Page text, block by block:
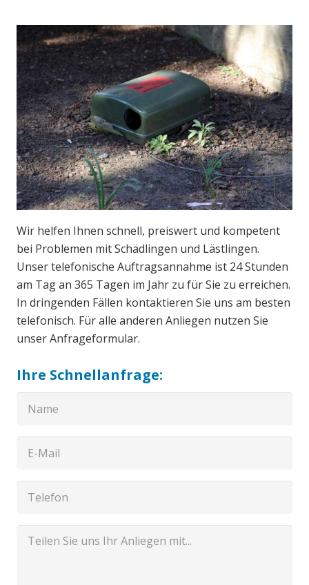
Wir helfen Ihnen schnell, preiswert und kompetent
bei Problemen mit Schädlingen und Lästlingen.
Unser telefonische Auftragsannahme ist 24 Stunden
am Tag an 365 Tagen im Jahr zu für Sie zu erreichen.
In dringenden Fällen kontaktieren Sie uns am besten
telefonisch. Für alle anderen Anliegen nutzen Sie
unser Anfrageformular.
Ihre Schnellanfrage: